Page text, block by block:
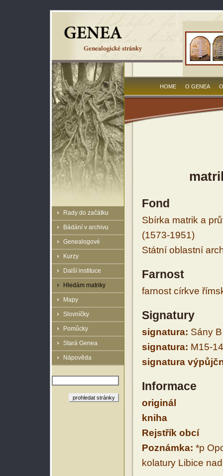
Rady do začátku
Bádání v archivu
Genealogové
Kurzy
Další instituce
Hledám matriky
Mapy
Slovníčky
Pomůcky
Stará Genea
Nápověda
HOME O GENEA
Fond
Sbírka matrik a
(1573-1951)
Státní oblastní
Farnost
farnost církve
Signatury
signatura: Sány
signatura: M15-
signatura
Informace
originál
kniha
Rejstřík obcí
Poznámka: *p
kolatury Libice